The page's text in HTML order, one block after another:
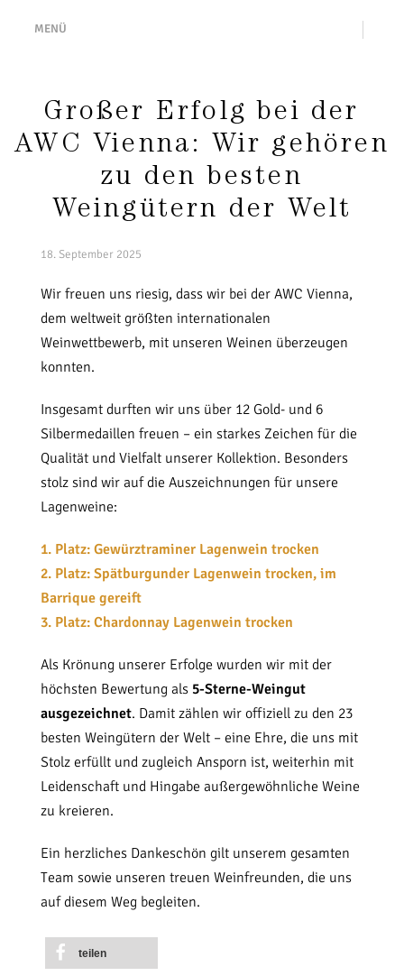
MENÜ
Großer Erfolg bei der
AWC Vienna: Wir gehören
zu den besten
Weingütern der Welt
18. September 2025
Wir freuen uns riesig, dass wir bei der AWC Vienna,
dem weltweit größten internationalen
Weinwettbewerb, mit unseren Weinen überzeugen
konnten.
Insgesamt durften wir uns über 12 Gold- und 6
Silbermedaillen freuen – ein starkes Zeichen für die
Qualität und Vielfalt unserer Kollektion. Besonders
stolz sind wir auf die Auszeichnungen für unsere
Lagenweine:
1. Platz: Gewürztraminer Lagenwein trocken
2. Platz: Spätburgunder Lagenwein trocken, im
Barrique gereift
3. Platz: Chardonnay Lagenwein trocken
Als Krönung unserer Erfolge wurden wir mit der
höchsten Bewertung als 5-Sterne-Weingut
ausgezeichnet. Damit zählen wir offiziell zu den 23
besten Weingütern der Welt – eine Ehre, die uns mit
Stolz erfüllt und zugleich Ansporn ist, weiterhin mit
Leidenschaft und Hingabe außergewöhnliche Weine
zu kreieren.
Ein herzliches Dankeschön gilt unserem gesamten
Team sowie unseren treuen Weinfreunden, die uns
auf diesem Weg begleiten.
teilen